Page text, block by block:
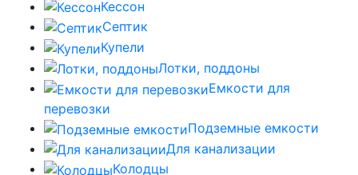
Кессон
Септик
Купели
Лотки, поддоны
Емкости для
перевозки
Подземные емкости
Для канализации
Колодцы